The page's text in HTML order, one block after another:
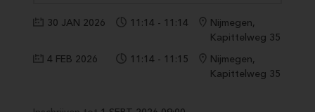
30 JAN 2026 11:14 - 11:14
Nijmegen,
Kapittelweg 35
4 FEB 2026
11:14 - 11:15
Nijmegen,
Kapittelweg 35